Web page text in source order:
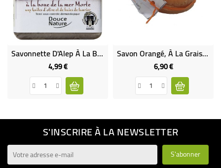
Savonnette D'Alep À La Boue De La Mer Morte Et Aux Huiles D'olive Et De Baies De Laurier
4,99 €Prix
Savon Orangé, À La Graisse De Canard
6,90 €Prix
S'INSCRIRE À LA NEWSLETTER